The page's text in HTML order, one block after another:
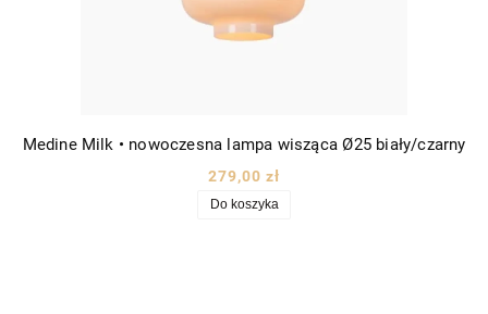
Medine Milk • nowoczesna lampa wisząca Ø25 biały/czarny
279,00 zł
Do koszyka